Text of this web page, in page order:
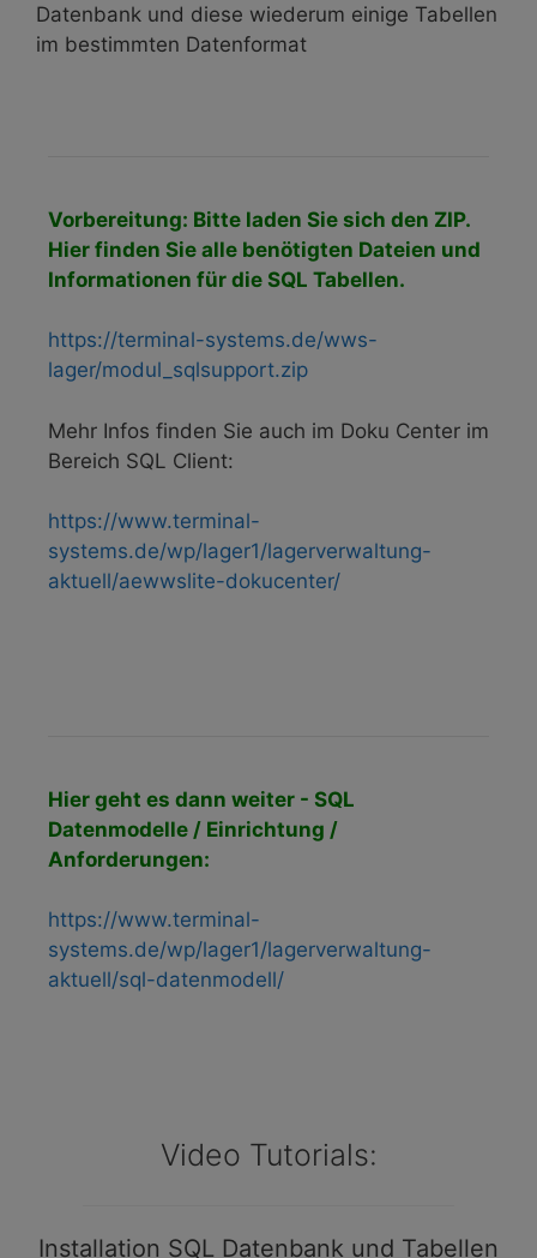
Datenbank und diese wiederum einige Tabellen
im bestimmten Datenformat
Vorbereitung: Bitte laden Sie sich den ZIP.
Hier finden Sie alle benötigten Dateien und
Informationen für die SQL Tabellen.
https://terminal-systems.de/wws-
lager/modul_sqlsupport.zip
Mehr Infos finden Sie auch im Doku Center im
Bereich SQL Client:
https://www.terminal-
systems.de/wp/lager1/lagerverwaltung-
aktuell/aewwslite-dokucenter/
Hier geht es dann weiter - SQL
Datenmodelle / Einrichtung /
Anforderungen:
https://www.terminal-
systems.de/wp/lager1/lagerverwaltung-
aktuell/sql-datenmodell/
Video Tutorials:
Installation SQL Datenbank und Tabellen